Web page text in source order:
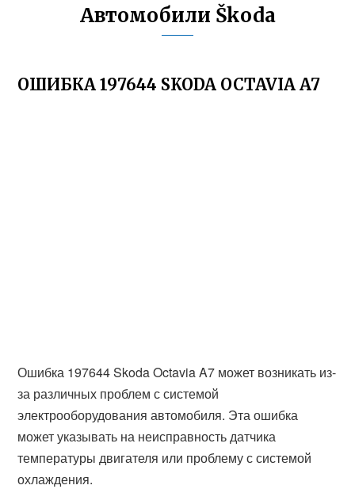
Автомобили Škoda
ОШИБКА 197644 SKODA OCTAVIA A7
Ошибка 197644 Skoda Octavia A7 может возникать из-
за различных проблем с системой
электрооборудования автомобиля. Эта ошибка
может указывать на неисправность датчика
температуры двигателя или проблему с системой
охлаждения.